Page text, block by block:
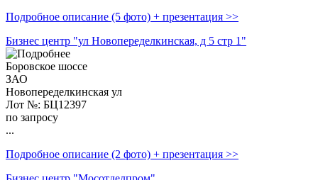
Подробное описание (5 фото) + презентация >>
Бизнес центр "ул Новопеределкинская, д 5 стр 1"
Боровское шоссе
ЗАО
Новопеределкинская ул
Лот №: БЦ12397
по запросу
...
Подробное описание (2 фото) + презентация >>